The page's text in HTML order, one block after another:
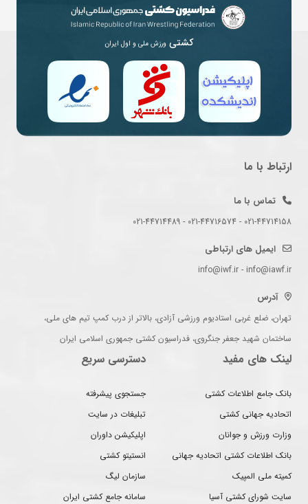
کشتی ورزش ملی و اول ایران
ارتباط با ما
تماس با ما
021-44714158 - 021-44716574 - 021-44714489
ایمیل های ارتباطی
info@iwf.ir - info@iawf.ir
آدرس
تهران، ضلع غربی استادیوم ورزشی آزادی، بالاتر از درب کمپ تیم های ملی،
ساختمان شهید جعفر جنگروی، فدراسیون کشتی جمهوری اسلامی ایران
لینک های مفید
بانک جامع اطلاعات کشتی
اتحادیه جهانی کشتی
وزارت ورزش و جوانان
بانک اطلاعات کشتی اتحادیه جهانی
کمیته ملی المپیک
سایت شورای کشتی آسیا
دسترسی سریع
جستجوی پیشرفته
تبلیغات در سایت
اپلیکیشن داوران
انستیتو کشتی
سازمان لیگ
سامانه جامع کشتی ایران